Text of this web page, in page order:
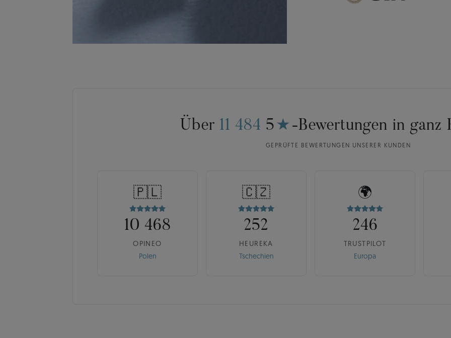
Über 11 484 5 ★ -Bewertungen in ganz
GEPRÜFTE BEWERTUNGEN UNSERER KUNDEN
🇵🇱
10 468
OPINEO
Polen
🇨🇿
252
HEUREKA
Tschechien
🌍
246
TRUSTPILOT
Europa